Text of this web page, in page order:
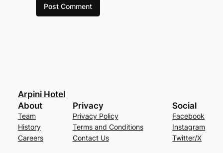
Arpini Hotel
About
Team
History
Careers
Privacy
Privacy Policy
Terms and Conditions
Contact Us
Social
Facebook
Instagram
Twitter/X